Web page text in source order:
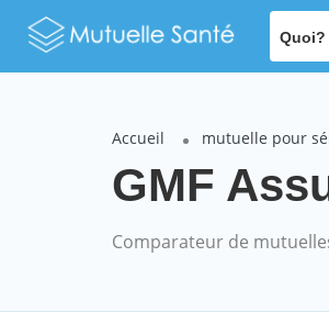
Quoi?
Accueil mutuelle pour
GMF
Comparateur de